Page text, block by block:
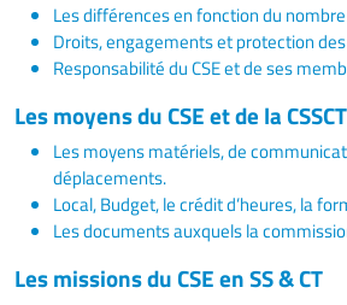
Les différences en fonction du
Droits, engagements et protection
Responsabilité du CSE et de ses
Les moyens du CSE et de la CSSCT
Les moyens matériels, de
déplacements.
Local, Budget, le crédit d’heures, la
Les documents auxquels la
Les missions du CSE en SS & CT